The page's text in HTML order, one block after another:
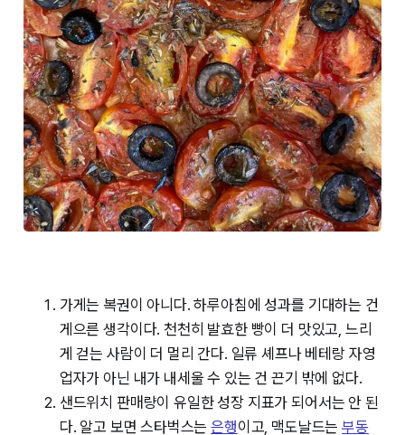
가게는 복권이 아니다. 하루아침에 성과를 기대하는 건
게으른 생각이다. 천천히 발효한 빵이 더 맛있고, 느리
게 걷는 사람이 더 멀리 간다. 일류 셰프나 베테랑 자영
업자가 아닌 내가 내세울 수 있는 건 끈기 밖에 없다.
샌드위치 판매량이 유일한 성장 지표가 되어서는 안 된
다. 알고 보면 스타벅스는은행이고, 맥도날드는부동